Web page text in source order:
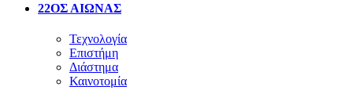
22ΟΣ ΑΙΩΝΑΣ
Τεχνολογία
Επιστήμη
Διάστημα
Καινοτομία